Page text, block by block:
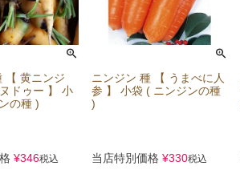
【 黄ニンジ
ドゥー 】 小
の種 )
¥346税込
ニンジン 種 【 うまべに人
参 】 小袋 ( ニンジンの種
)
当店特別価格 ¥330税込